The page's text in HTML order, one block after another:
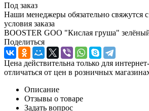
Под заказ
Наши менеджеры обязательно свяжутся
условия заказа
BOOSTER GOO "Кислая груша"
Поделиться
Цена действительна только для
отличаться от цен в розничных
Описание
Отзывы о товаре
Задать вопрос